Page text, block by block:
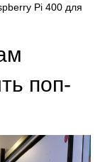
Pi 400 для
поп-